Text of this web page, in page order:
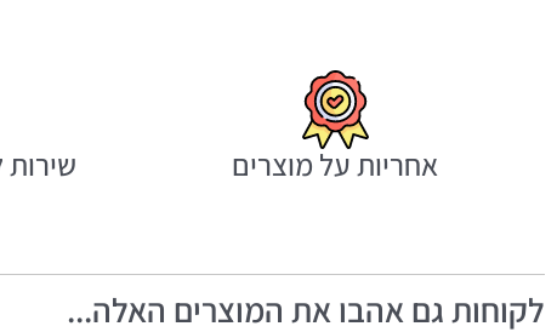
אחריות על מוצרים שירות
לקוחות גם אהבו את המוצרים האלה...